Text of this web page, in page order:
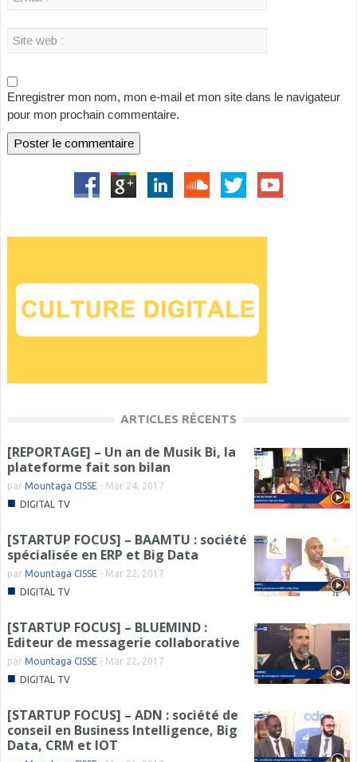
Enregistrer mon nom, mon e-mail et mon site dans le navigateur
pour mon prochain commentaire.
ARTICLES RÉCENTS
[REPORTAGE] – Un an de Musik Bi, la
plateforme fait son bilan
par Mountaga CISSE - Mar 24, 2017
■ DIGITAL TV
[STARTUP FOCUS] – BAAMTU : société
spécialisée en ERP et Big Data
par Mountaga CISSE - Mar 22, 2017
■ DIGITAL TV
[STARTUP FOCUS] – BLUEMIND :
Editeur de messagerie collaborative
par Mountaga CISSE - Mar 22, 2017
■ DIGITAL TV
[STARTUP FOCUS] – ADN : société de
conseil en Business Intelligence, Big
Data, CRM et IOT